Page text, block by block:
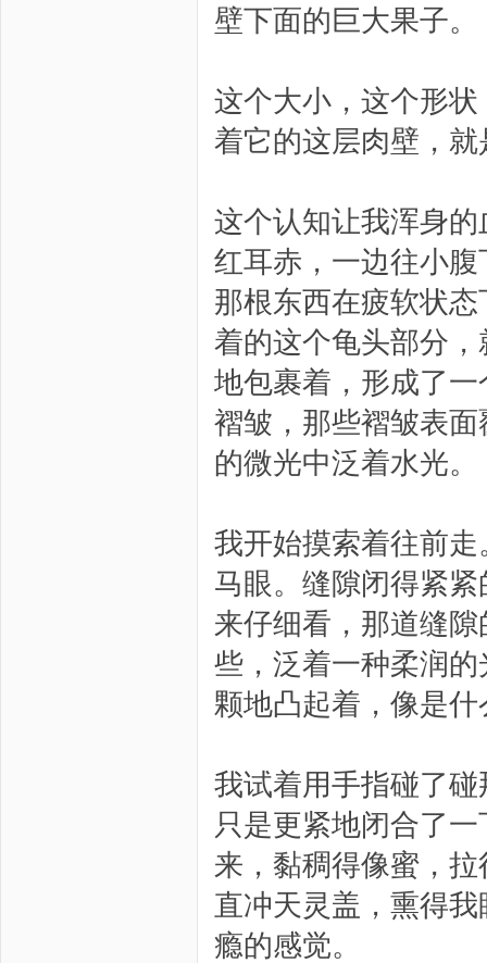
壁下面的巨大果子。
这个大小，这个形
着它的这层肉壁，
这个认知让我浑身
红耳赤，一边往小
那根东西在疲软状
着的这个龟头部分
地包裹着，形成了
褶皱，那些褶皱表
的微光中泛着水光。
我开始摸索着往前
马眼。缝隙闭得紧
来仔细看，那道缝
些，泛着一种柔润
颗地凸起着，像是
我试着用手指碰了
只是更紧地闭合了
来，黏稠得像蜜，
直冲天灵盖，熏得
瘾的感觉。